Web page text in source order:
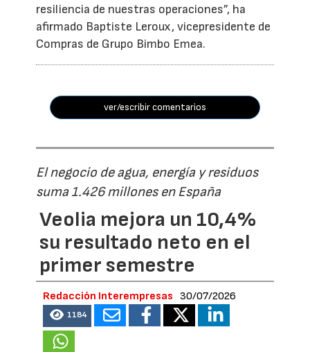
resiliencia de nuestras operaciones”, ha
afirmado Baptiste Leroux, vicepresidente de
Compras de Grupo Bimbo Emea.
ver/escribir comentarios
El negocio de agua, energía y residuos
suma 1.426 millones en España
Veolia mejora un 10,4%
su resultado neto en el
primer semestre
Redacción Interempresas 30/07/2026
1184